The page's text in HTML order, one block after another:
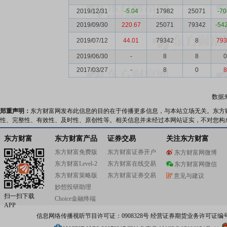
2019/12/31
-5.04 17982 25071
-
2019/09/30
220.67 25071 79342 -
2019/07/12 44.01 79342 8
2019/06/30 - 8 8
0
2017/03/27
- 8 0 8
数据
郑重声明： 东方财富网发布此信息的目的在于传播更多信息，与本站立场无关。东
性、完整性、有效性、及时性、原创性等。相关信息并未经过本网站证实，不对您
东方财富
扫一扫下载
APP
东方财富产品
东方财富免费版
东方财富Level-2
东方财富策略版
妙想投研助理
Choice金融终端
证券交易
东方财富证券开户
东方财富在线交易
东方财富证券交易
关注东方财富
东方财富网微博
东方财富网微信
意见与建议
信息网络传播视听节目许可证：0908328号 经营证券期货业务许可证编